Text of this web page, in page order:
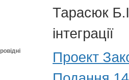
Тарасюк
інтеграції
Проект